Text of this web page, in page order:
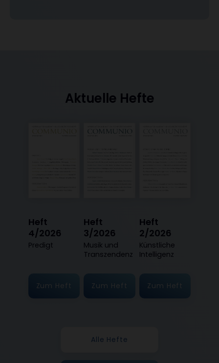
Aktuelle Hefte
Heft
4/2026
:
Predigt
Zum Heft
Heft
3/2026
:
Musik und
Transzendenz
Zum Heft
Heft
2/2026
:
Künstliche
Intelligenz
Zum Heft
Alle Hefte